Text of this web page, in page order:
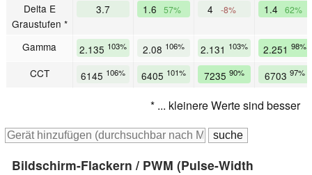
Delta E
Graustufen *
3.7 1.6 57% 4 -8% 1.4 62%
Gamma 2.135 103% 2.08 106% 2.131 103% 2.251 98%
CCT 6145 106% 6405 101% 7235 90% 6703 97%
* ... kleinere Werte sind besser
Bildschirm-Flackern / PWM (Pulse-Width